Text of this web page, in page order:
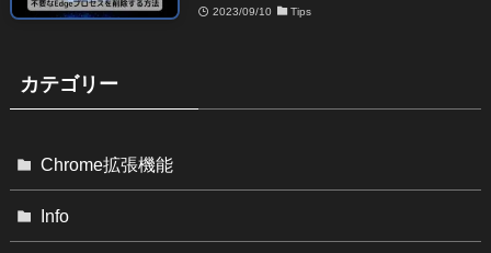
2023/09/10 Tips
カテゴリー
Chrome拡張機能
Info